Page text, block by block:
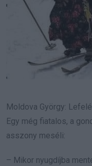
Moldova György:
Egy még fiatalos, a
asszony meséli:
– Mikor nyugdíjba